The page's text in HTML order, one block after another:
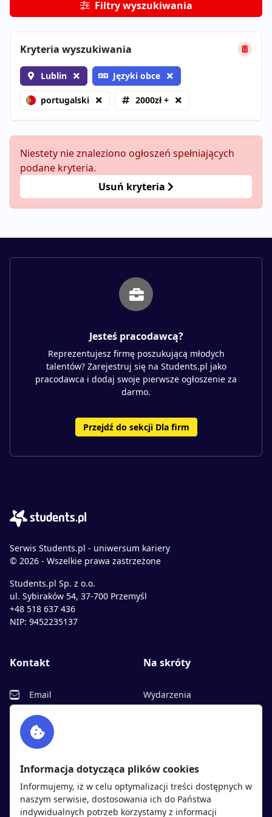
Filtry wyszukiwania
Kryteria wyszukiwania
Lublin Języki obce
portugalski 2000zł +
Niestety nie znaleziono ogłoszeń spełniających
podane kryteria.
Usuń kryteria
Jesteś pracodawcą?
Reprezentujesz firmę poszukującą młodych
talentów? Zarejestruj się na Students.pl jako
pracodawca i dodaj swoje pierwsze ogłoszenie za
darmo.
Przejdź do sekcji Dla firm
Serwis Students.pl - uniwersum kariery
© 2026 - Wszelkie prawa zastrzeżone
Students.pl Sp. z o.o.
ul. Sybiraków 54, 37-700 Przemyśl
+48 518 637 436
NIP: 9452235137
Kontakt
Email
Facebook
Twitter
Na skróty
Wydarzenia
Polityka cookies
Polityka prywatności
Informacja dotycząca plików cookies
Informujemy, iż w celu optymalizacji treści dostępnych w
naszym serwisie, dostosowania ich do Państwa
indywidualnych potrzeb korzystamy z informacji